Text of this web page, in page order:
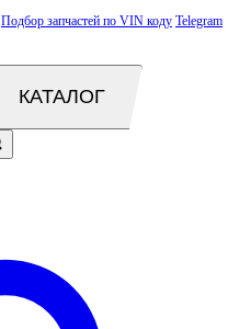
Подбор запчастей по VIN коду Telegram
КАТАЛОГ